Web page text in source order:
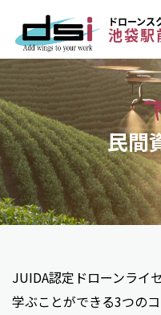
ドローンス
池袋駅
民間
JUIDA認定ドローンライ
学ぶことができる3つのコ